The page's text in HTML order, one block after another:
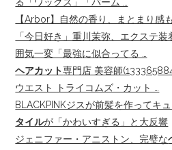
【Arbor】自然の香り、まとまり感
「今日好き」重川茉弥、エクステ
囲気一変「最強に似合ってる …
ヘアカット専門店 美容師
ウエスト トライコムズ・カット …
BLACKPINKジスが前髪を作ってキ
タイルが「かわいすぎる」と大反響
ジェニファー・アニストン、完璧な